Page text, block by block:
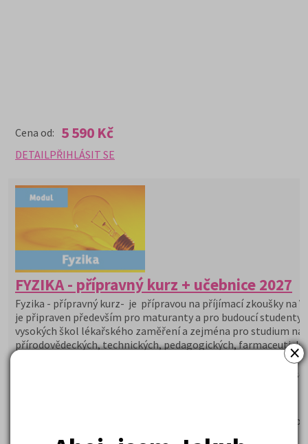
×
Cena od: 5 590 Kč
DETAILPŘIHLÁSIT SE
FYZIKA - přípravný kurz + učebnice 2027
Fyzika - přípravný kurz- je přípravou na příjímací zkoušky na
je připraven především pro maturanty a pro budoucí studenty
vysokých škol lékařského zaměření a zejména pro studium na
přírodovědeckých, technických, pedagogických,
fakultách a dobře připraví studenty na státní maturitu z fyziky.
Studenti dostanou v rámci kurzu poštou učebnici Fyzika a
Zkušený lektor seznámí studenty s přijímacím řízením a